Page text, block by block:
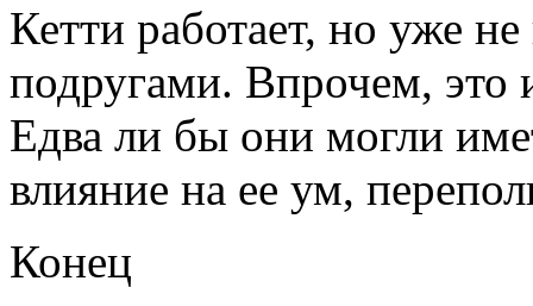
Кетти работает, но уже
подругами. Впрочем, это
Едва ли бы они могли
влияние на ее ум,
Конец